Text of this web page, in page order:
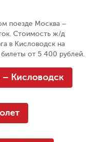
поезде Москва –
Стоимость ж/д
в Кисловодск на
от 5 400 рублей.
Кисловодск